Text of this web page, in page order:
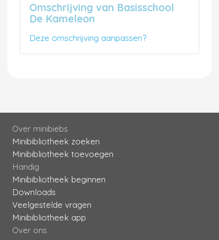
Omschrijving van Basisschool
De Kameleon
Deze omschrijving aanpassen?
Over minibiebs
Minibibliotheek zoeken
Minibibliotheek toevoegen
Handig
Minibibliotheek beginnen
Downloads
Veelgestelde vragen
Minibibliotheek app
Over ons